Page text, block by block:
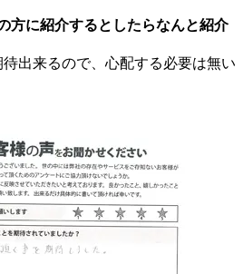
方に紹介するとしたらなんと紹介
出来るので、心配する必要は無い